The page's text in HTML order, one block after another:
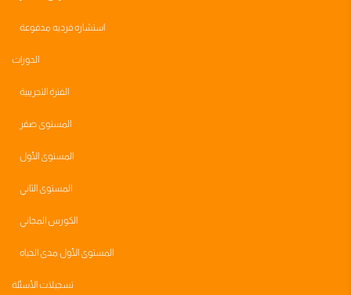
استشاره فرديه مدفوعة
الدورات
الفترة التجريبية
المستوى صفر
المستوى الأول
المستوى الثاني
الكورس المجاني
المستوى الأول مدى الحياه
تسجيلات الأسئلة